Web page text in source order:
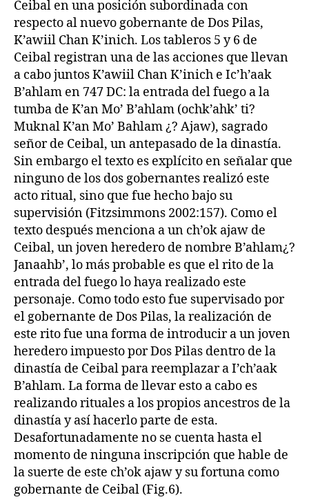
Ceibal en una posición subordinada con
respecto al nuevo gobernante de Dos Pilas,
K’awiil Chan K’inich. Los tableros 5 y 6 de
Ceibal registran una de las acciones que llevan
a cabo juntos K’awiil Chan K’inich e Ic’h’aak
B’ahlam en 747 DC: la entrada del fuego a la
tumba de K’an Mo’ B’ahlam (ochk’ahk’ ti?
Muknal K’an Mo’ Bahlam ¿? Ajaw), sagrado
señor de Ceibal, un antepasado de la dinastía.
Sin embargo el texto es explícito en señalar que
ninguno de los dos gobernantes realizó este
acto ritual, sino que fue hecho bajo su
supervisión (Fitzsimmons 2002:157). Como el
texto después menciona a un ch’ok ajaw de
Ceibal, un joven heredero de nombre B’ahlam¿?
Janaahb’, lo más probable es que el rito de la
entrada del fuego lo haya realizado este
personaje. Como todo esto fue supervisado por
el gobernante de Dos Pilas, la realización de
este rito fue una forma de introducir a un joven
heredero impuesto por Dos Pilas dentro de la
dinastía de Ceibal para reemplazar a I’ch’aak
B’ahlam. La forma de llevar esto a cabo es
realizando rituales a los propios ancestros de la
dinastía y así hacerlo parte de esta.
Desafortunadamente no se cuenta hasta el
momento de ninguna inscripción que hable de
la suerte de este ch’ok ajaw y su fortuna como
gobernante de Ceibal (Fig.6).